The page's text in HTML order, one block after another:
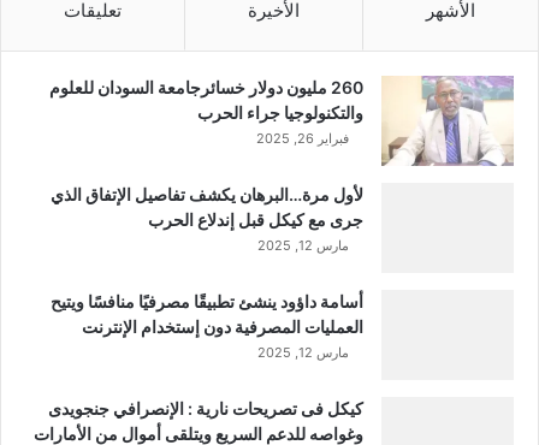
الأشهر الأخيرة تعليقات
260 مليون دولار خسائرجامعة السودان للعلوم
والتكنولوجيا جراء الحرب
فبراير 26, 2025
لأول مرة…البرهان يكشف تفاصيل الإتفاق الذي
جرى مع كيكل قبل إندلاع الحرب
مارس 12, 2025
أسامة داؤود ينشئ تطبيقًا مصرفيًا منافسًا ويتيح
العمليات المصرفية دون إستخدام الإنترنت
مارس 12, 2025
كيكل فى تصريحات نارية : الإنصرافي جنجويدى
وغواصه للدعم السريع ويتلقى أموال من الأمارات